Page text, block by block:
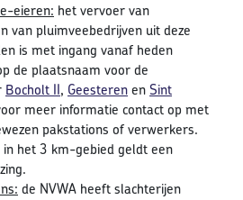
eieren: het vervoer van
van pluimveebedrijven uit deze
is met ingang vanaf heden
de plaatsnaam voor de
Bocholt II, GeesterenenSint
meer informatie contact op met
pakstations of verwerkers.
het 3 km-gebied geldt een
de NVWA heeft slachterijen